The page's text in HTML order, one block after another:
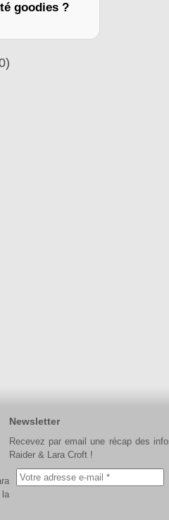
goodies ?
Newsletter
Recevez par email une récap des
Raider & Lara Croft !